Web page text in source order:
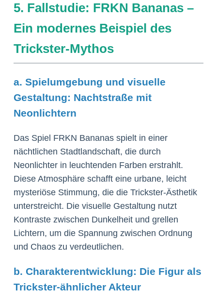
5. Fallstudie: FRKN Bananas –
Ein modernes Beispiel des
Trickster-Mythos
a. Spielumgebung und visuelle
Gestaltung: Nachtstraße mit
Neonlichtern
Das Spiel FRKN Bananas spielt in einer
nächtlichen Stadtlandschaft, die durch
Neonlichter in leuchtenden Farben erstrahlt.
Diese Atmosphäre schafft eine urbane, leicht
mysteriöse Stimmung, die die Trickster-Ästhetik
unterstreicht. Die visuelle Gestaltung nutzt
Kontraste zwischen Dunkelheit und grellen
Lichtern, um die Spannung zwischen Ordnung
und Chaos zu verdeutlichen.
b. Charakterentwicklung: Die Figur als
Trickster-ähnlicher Akteur